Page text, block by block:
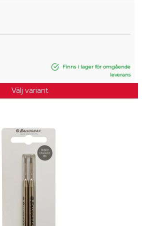
Finns i lager för omgående
leverans
Välj variant